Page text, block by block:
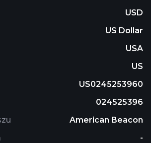
USD
US Dollar
USA
US
US0245253960
024525396
American Beacon
-